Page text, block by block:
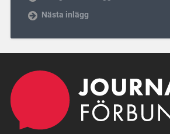
Nästa inlägg